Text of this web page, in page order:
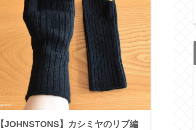
【JOHNSTONS】カシミヤのリブ編